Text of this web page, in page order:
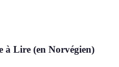
à Lire (en Norvégien)